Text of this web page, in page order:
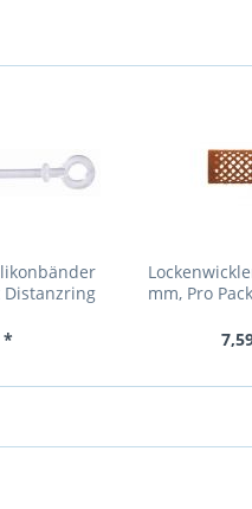
Distanzring
*
mm, Pro